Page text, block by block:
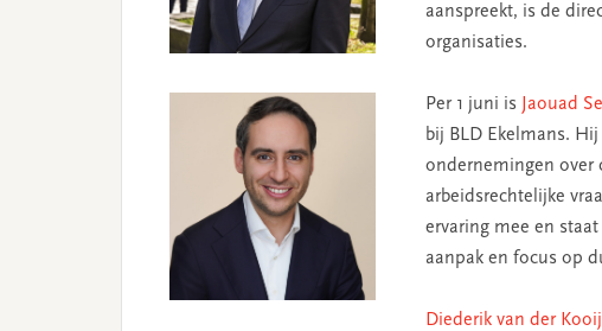
aanspreekt, is de
organisaties.
Per 1 juni is Jaouad
bij BLD Ekelmans.
ondernemingen over
arbeidsrechtelijke
ervaring mee en
aanpak en focus op
Diederik van der Kooij